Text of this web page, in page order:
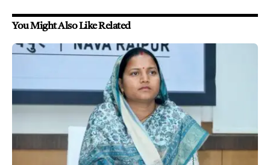
You Might Also Like Related